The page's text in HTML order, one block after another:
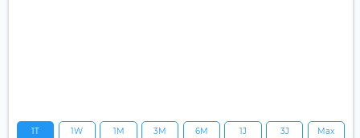
1T 1W 1M 3M 6M 1J 3J Max